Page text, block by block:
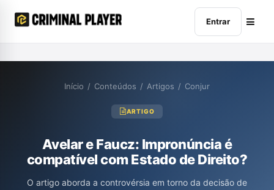
Entrar
Início / Conteúdos / Artigos / Conjur
ARTIGO
Avelar e Faucz: Impronúncia é
compatível com Estado de Direito?
O artigo aborda a controvérsia em torno da decisão de